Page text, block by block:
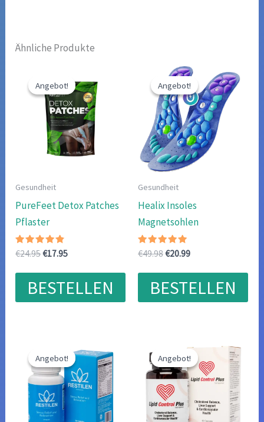
Ähnliche Produkte
Angebot!
Angebot!
Gesundheit
PureFeet Detox Patches
Pflaster
Bewertet
von 5
€24.95Ursprünglicher
war:
€24.95
€17.95Aktueller
ist:
€17.95.
BESTELLEN
Angebot!
Angebot!
Gesundheit
Healix Insoles
Magnetsohlen
Bewertet
von 5
€49.98Ursprünglicher
war:
€49.98
€20.99Aktueller
ist:
€20.99.
BESTELLEN
Angebot!
Angebot! Angebot!
Angebot!